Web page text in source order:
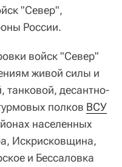
"Север",
России.
войск "Север"
живой силы и
танковой, десантно-
полков ВСУ
населенных
Искрисковщина,
и Бессаловка